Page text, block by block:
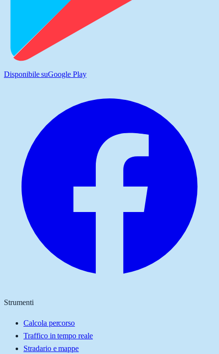
Disponibile suGoogle Play
Strumenti
Calcola percorso
Traffico in tempo reale
Stradario e mappe